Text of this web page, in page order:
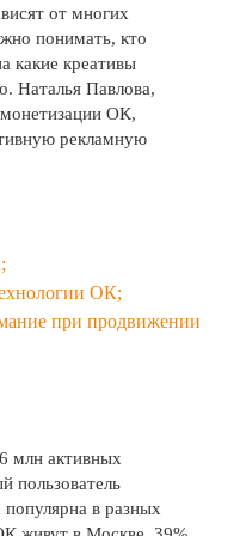
от многих
понимать, кто
какие креативы
Наталья Павлова,
монетизации ОК,
рекламную
ОК;
при продвижении
млн активных
пользователь
в разных